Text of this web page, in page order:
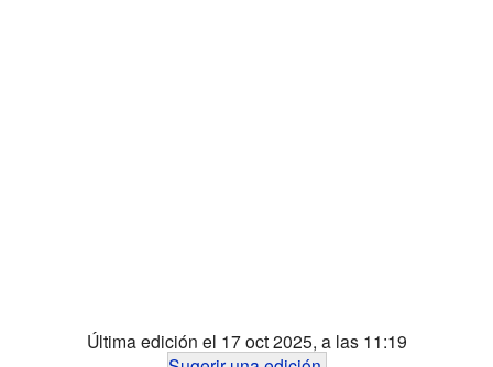
Última edición el 17 oct 2025, a las 11:19